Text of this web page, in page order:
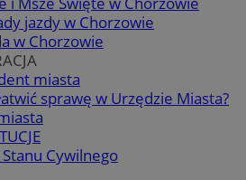
jazdy w Chorzowie
w Chorzowie
miasta
sprawę w Urzędzie Miasta?
Cywilnego